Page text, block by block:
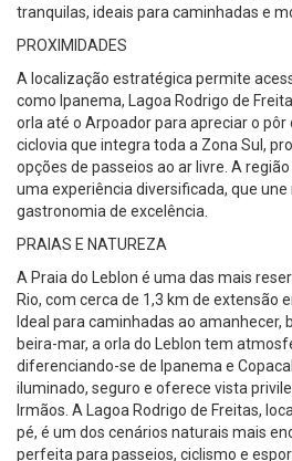
tranquilas, ideais para caminhadas e
PROXIMIDADES
A localização estratégica permite
como Ipanema, Lagoa Rodrigo de
orla até o Arpoador para apreciar o pôr
ciclovia que integra toda a Zona Sul,
opções de passeios ao ar livre. A
uma experiência diversificada, que
gastronomia de excelência.
PRAIAS E NATUREZA
A Praia do Leblon é uma das mais
Rio, com cerca de 1,3 km de extensão
Ideal para caminhadas ao amanhecer,
beira-mar, a orla do Leblon tem
diferenciando-se de Ipanema e
iluminado, seguro e oferece vista
Irmãos. A Lagoa Rodrigo de Freitas,
pé, é um dos cenários naturais mais
perfeita para passeios, ciclismo e